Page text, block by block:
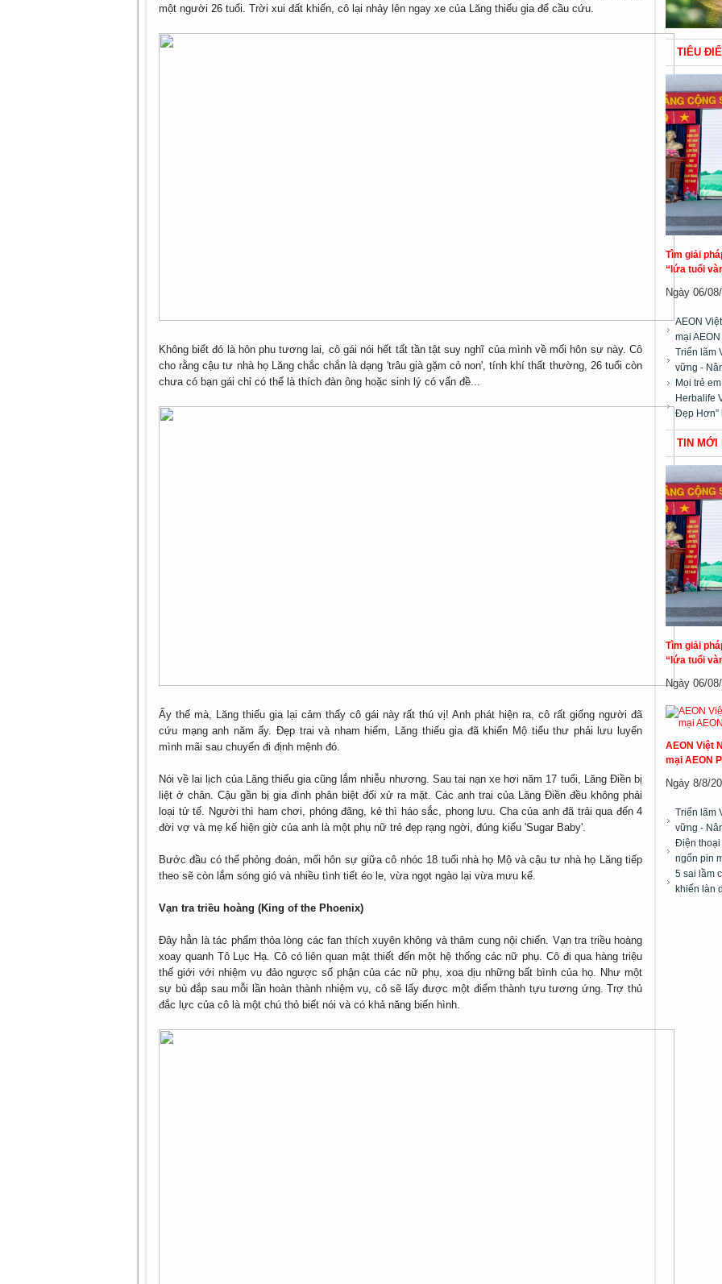
một người 26 tuổi. Trời xui đất khiến, cô lại nhảy lên ngay xe của Lăng thiếu gia để cầu cứu.
Không biết đó là hôn phu tương lai, cô gái nói hết tất tần tật suy nghĩ của mình về mối hôn sự này. Cô
cho rằng cậu tư nhà họ Lăng chắc chắn là dạng 'trâu già gặm cỏ non', tính khí thất thường, 26 tuổi còn
chưa có bạn gái chỉ có thể là thích đàn ông hoặc sinh lý có vấn đề...
Ấy thế mà, Lăng thiếu gia lại cảm thấy cô gái này rất thú vị! Anh phát hiện ra, cô rất giống người đã
cứu mạng anh năm ấy. Đẹp trai và nham hiểm, Lăng thiếu gia đã khiến Mộ tiểu thư phải lưu luyến
mình mãi sau chuyến đi định mệnh đó.
Nói về lai lịch của Lăng thiếu gia cũng lắm nhiễu nhương. Sau tai nạn xe hơi năm 17 tuổi, Lăng Điền bị
liệt ở chân. Cậu gần bị gia đình phân biệt đối xử ra mặt. Các anh trai của Lăng Điền đều không phải
loại tử tế. Người thì ham chơi, phóng đãng, kẻ thì háo sắc, phong lưu. Cha của anh đã trải qua đến 4
đời vợ và mẹ kế hiện giờ của anh là một phụ nữ trẻ đẹp rạng ngời, đúng kiểu 'Sugar Baby'.
Bước đầu có thể phỏng đoán, mối hôn sự giữa cô nhóc 18 tuổi nhà họ Mộ và cậu tư nhà họ Lăng tiếp
theo sẽ còn lắm sóng gió và nhiều tình tiết éo le, vừa ngọt ngào lại vừa mưu kế.
Vạn tra triều hoàng (King of the Phoenix)
Đây hẳn là tác phẩm thỏa lòng các fan thích xuyên không và thâm cung nội chiến. Vạn tra triều hoàng
xoay quanh Tô Lục Hạ. Cô có liên quan mật thiết đến một hệ thống các nữ phụ. Cô đi qua hàng triệu
thế giới với nhiệm vụ đảo ngược số phận của các nữ phụ, xoa dịu những bất bình của họ. Như một
sự bù đắp sau mỗi lần hoàn thành nhiệm vụ, cô sẽ lấy được một điểm thành tựu tương ứng. Trợ thủ
đắc lực của cô là một chú thỏ biết nói và có khả năng biến hình.
TIÊU
Tìm giải
“lứa tuổi
Ngày 06/
AEON
mại
Triển lãm
vững -
Mọi trẻ
Herbalife
Đẹp Hơn”
TIN MỚI
Tìm giải
“lứa tuổi
Ngày 06/
AEON Việt
mại AEON
Ngày 8/8/
Triển lãm
vững -
Điện thoại
ngốn pin
5 sai lầm
khiến làn